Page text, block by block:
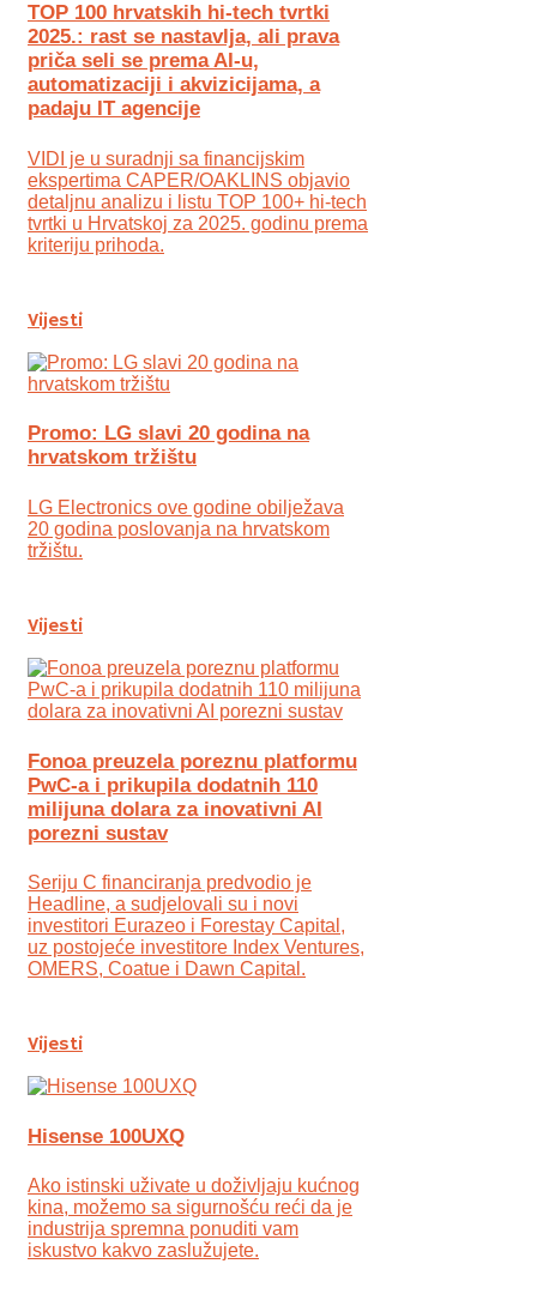
TOP 100 hrvatskih hi-tech tvrtki
2025.: rast se nastavlja, ali prava
priča seli se prema AI-u,
automatizaciji i akvizicijama, a
padaju IT agencije
VIDI je u suradnji sa financijskim
ekspertima CAPER/OAKLINS objavio
detaljnu analizu i listu TOP 100+ hi-tech
tvrtki u Hrvatskoj za 2025. godinu prema
kriteriju prihoda.
Vijesti
Promo: LG slavi 20 godina na
hrvatskom tržištu
LG Electronics ove godine obilježava
20 godina poslovanja na hrvatskom
tržištu.
Vijesti
Fonoa preuzela poreznu platformu
PwC-a i prikupila dodatnih 110
milijuna dolara za inovativni AI
porezni sustav
Seriju C financiranja predvodio je
Headline, a sudjelovali su i novi
investitori Eurazeo i Forestay Capital,
uz postojeće investitore Index Ventures,
OMERS, Coatue i Dawn Capital.
Vijesti
Hisense 100UXQ
Ako istinski uživate u doživljaju kućnog
kina, možemo sa sigurnošću reći da je
industrija spremna ponuditi vam
iskustvo kakvo zaslužujete.